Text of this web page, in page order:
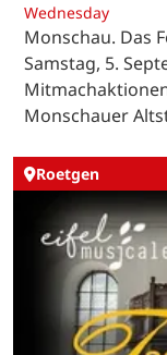
Wednesday
Monschau. Das
Samstag, 5.
Monschauer
Roetgen